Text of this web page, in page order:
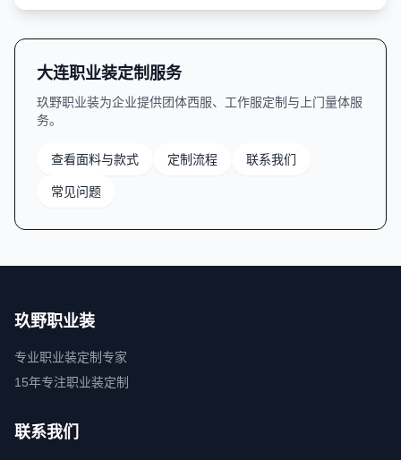
大连职业装定制服务
玖野职业装为企业提供团体西服、工作服定制与上门量体服
务。
查看面料与款式 定制流程 联系我们
常见问题
玖野职业装
专业职业装定制专家
15年专注职业装定制
联系我们